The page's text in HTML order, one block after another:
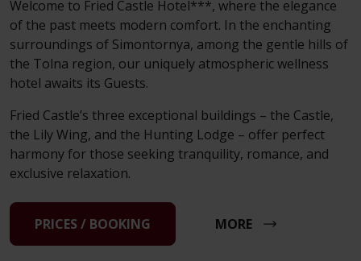
Welcome to Fried Castle Hotel***, where the elegance
of the past meets modern comfort. In the enchanting
surroundings of Simontornya, among the gentle hills of
the Tolna region, our uniquely atmospheric wellness
hotel awaits its Guests.
Fried Castle’s three exceptional buildings – the Castle,
the Lily Wing, and the Hunting Lodge – offer perfect
harmony for those seeking tranquility, romance, and
exclusive relaxation.
PRICES / BOOKING MORE